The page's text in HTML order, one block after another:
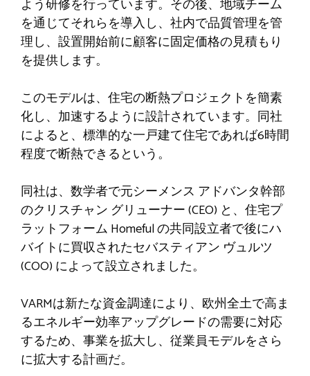
よう研修を行っています。その後、地域チーム
を通じてそれらを導入し、社内で品質管理を管
理し、設置開始前に顧客に固定価格の見積もり
を提供します。
このモデルは、住宅の断熱プロジェクトを簡素
化し、加速するように設計されています。同社
によると、標準的な一戸建て住宅であれば6時間
程度で断熱できるという。
同社は、数学者で元シーメンス アドバンタ幹部
のクリスチャン グリューナー (CEO) と、住宅プ
ラットフォーム Homeful の共同設立者で後にハ
バイトに買収されたセバスティアン ヴュルツ
(COO) によって設立されました。
VARMは新たな資金調達により、欧州全土で高ま
るエネルギー効率アップグレードの需要に対応
するため、事業を拡大し、従業員モデルをさら
に拡大する計画だ。